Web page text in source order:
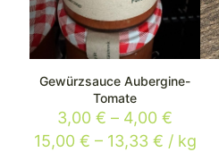
Gewürzsauce Aubergine-
Tomate
3,00 € – 4,00 €
15,00 € – 13,33 € / kg